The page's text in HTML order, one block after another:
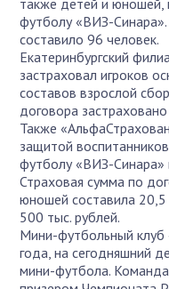
также детей и
футболу «ВИЗ-
составило 96 человек.
Екатеринбургский
застраховал игроков
составов взрослой
договора
Также
защитой
футболу «ВИЗ-Синара»
Страховая сумма по
юношей составила 20,5
500 тыс. рублей.
Мини-футбольный клуб
года, на сегодняшний
мини-футбола.